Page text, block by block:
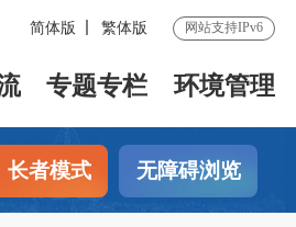
简体版 繁体版 网站支持IPv6
专题专栏 环境管理
长者模式 无障碍浏览